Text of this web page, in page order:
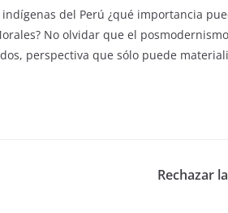
del Perú ¿qué importancia
No olvidar que el
perspectiva que sólo puede
Rechazar